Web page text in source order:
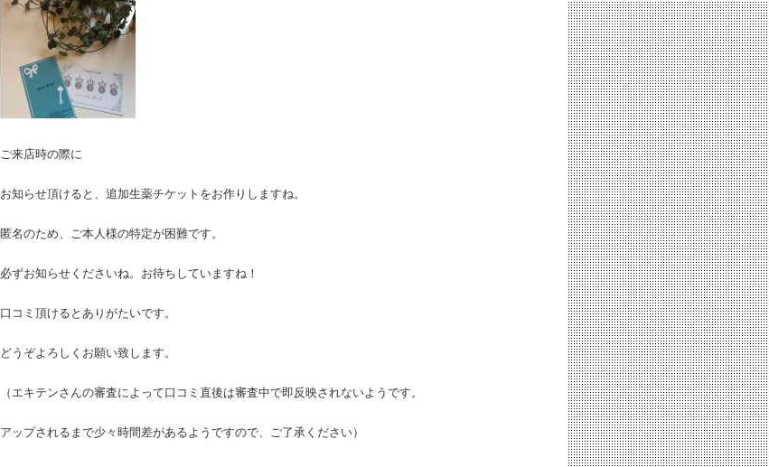
ご来店時の際に
お知らせ頂けると、追加生薬チケットをお作りしますね。
匿名のため、ご本人様の特定が困難です。
必ずお知らせくださいね。お待ちしていますね！
口コミ頂けるとありがたいです。
どうぞよろしくお願い致します。
（エキテンさんの審査によって口コミ直後は審査中で即反映されないようです。
アップされるまで少々時間差があるようですので、ご了承ください）